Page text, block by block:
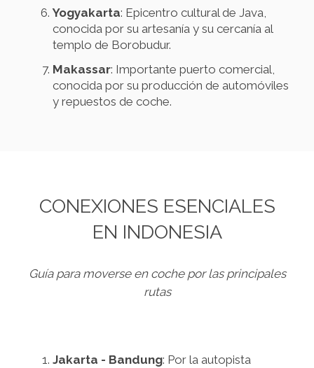
Yogyakarta: Epicentro cultural de Java,
conocida por su artesanía y su cercanía al
templo de Borobudur.
Makassar: Importante puerto comercial,
conocida por su producción de automóviles
y repuestos de coche.
CONEXIONES ESENCIALES
EN INDONESIA
Guía para moverse en coche por las principales
rutas
Jakarta - Bandung: Por la autopista